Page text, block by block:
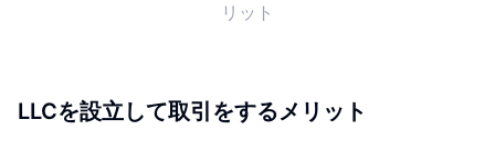
リット
LLCを設立して取引をするメリット